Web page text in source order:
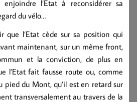
l’Etat à reconsidérer sa
du vélo…
que l’Etat cède sur sa position qui
maintenant, sur un même front,
et la conviction, de plus en
l’Etat fait fausse route ou, comme
pied du Mont, qu’il est en retard sur
transversalement au travers de la